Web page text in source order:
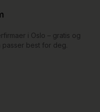
i Oslo – gratis og
best for deg.